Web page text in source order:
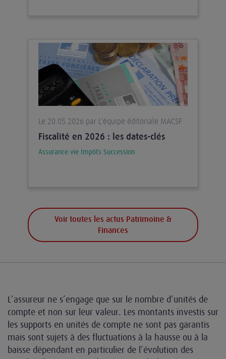
Le 20.05.2026 par L'équipe éditoriale MACSF
Fiscalité en 2026 : les dates-clés
Assurance vie Impôts Succession
Voir toutes les actus Patrimoine &
Finances
L’assureur ne s’engage que sur le nombre d’unités de
compte et non sur leur valeur. Les montants investis sur
les supports en unités de compte ne sont pas garantis
mais sont sujets à des fluctuations à la hausse ou à la
baisse dépendant en particulier de l’évolution des